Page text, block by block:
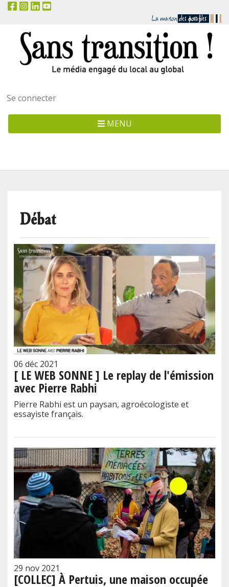
Menu
utilisateur
Se connecter
MENU
Débat
06 déc 2021
[ LE WEB SONNE ] Le replay de l'émission
avec Pierre Rabhi
Pierre Rabhi est un paysan, agroécologiste et
essayiste français.
29 nov 2021
[COLLEC] À Pertuis, une maison occupée